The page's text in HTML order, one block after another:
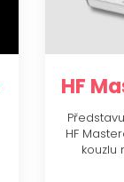
HF
HF
kouzlu